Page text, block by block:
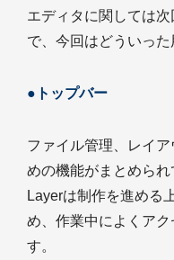
エディタに関しては
で、今回はどういった
●トップバー
ファイル管理、レイ
めの機能がまとめら
Layerは制作を進める
め、作業中によくア
す。